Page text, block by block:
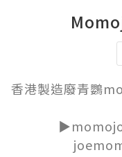
香港製造廢青鸚